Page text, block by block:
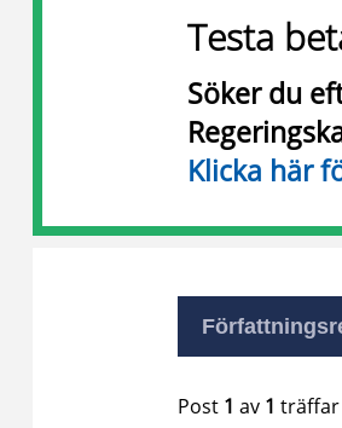
Testa
Söker du
Klicka här
Post 1 av 1 träffar